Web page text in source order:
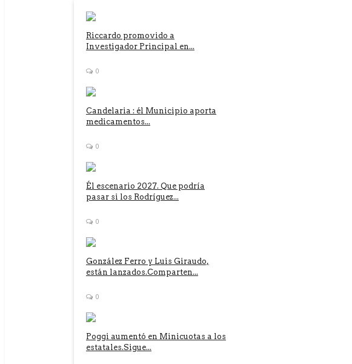
Riccardo promovido a
Investigador Principal en...
0
Candelaria : él Municipio aporta
medicamentos...
0
Él escenario 2027. Que podría
pasar si los Rodríguez...
0
González Ferro y Luis Giraudo,
están lanzados.Comparten...
0
Poggi aumentó en Minicuotas a los
estatales.Sigue...